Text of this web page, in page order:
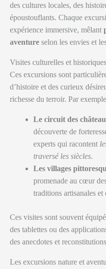
des cultures locales, des
époustouflants. Chaque
expérience immersive, mêlant
aventure selon les envies et
Visites culturelles et
Ces excursions sont
d’histoire et des curieux
richesse du terroir. Par
Le circuit des
découverte de
experts qui racontent
traversé les siècles.
Les villages
promenade au cœur
traditions artisanales
Ces visites sont souvent
des tablettes ou des
des anecdotes et
Les excursions nature et